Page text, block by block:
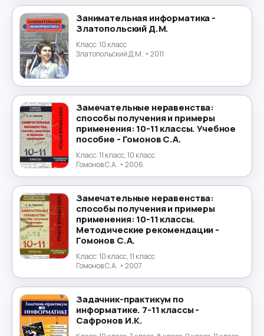
Обществознание →
Окружающий мир
Польский язык
Природоведение
Психология
Религиоведение →
Русский язык
Технология
Труд
Турецкий язык →
Украинский язык
Занимательная информатика -
Златопольский Д.М.
Класс:10 класс
Златопольский Д.М. • 2011
Замечательные неравенства:
способы получения и примеры
применения: 10-11 классы. Учебное
пособие - Гомонов С.А.
Класс:11 класс, 10 класс
Гомонов С.А. • 2006
Замечательные неравенства:
способы получения и примеры
применения: 10-11 классы.
Методические рекомендации -
Гомонов С.А.
Класс:10 класс, 11 класс
Гомонов С.А. • 2007
Задачник-практикум по
информатике. 7-11 классы -
Сафронов И.К.